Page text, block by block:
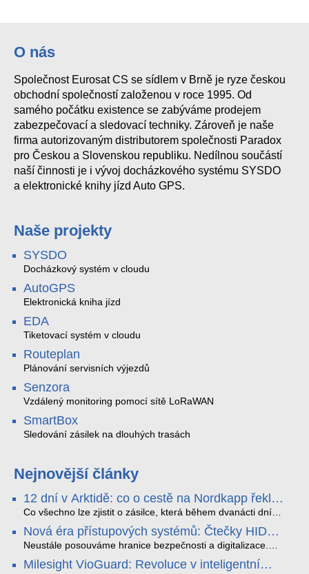
O nás
Společnost Eurosat CS se sídlem v Brně je ryze českou
obchodní společností založenou v roce 1995. Od
samého počátku existence se zabýváme prodejem
zabezpečovací a sledovací techniky. Zároveň je naše
firma autorizovaným distributorem společnosti Paradox
pro Českou a Slovenskou republiku. Nedílnou součástí
naší činnosti je i vývoj docházkového systému SYSDO
a elektronické knihy jízd Auto GPS.
Naše projekty
SYSDO
Docházkový systém v cloudu
AutoGPS
Elektronická kniha jízd
EDA
Tiketovací systém v cloudu
Routeplan
Plánování servisních výjezdů
Senzora
Vzdálený monitoring pomocí sítě LoRaWAN
SmartBox
Sledování zásilek na dlouhých trasách
Nejnovější články
12 dní v Arktidě: co o cestě na Nordkapp řekla
data ze SMARTBOX 2 MAX
Co všechno lze zjistit o zásilce, která během dvanácti dní
projede Arktidou? SMARTBOX 2 MAX jsme vzali na trasu z
Tromsø přes Lofoty, Kirunu a finské Laponsko až na
Nordkapp. Bez jediného dobití, v mrazu až −13 °C a mimo
otřesy i náklon. Výsledkem není jen čára na mapě, ale
Nová éra přístupových systémů: Čtečky HID
Signo
Neustále posouváme hranice bezpečnosti a digitalizace.
v oblasti kontroly přístupu – moderní a vysoce univerzální
Milesight VioGuard: Revoluce v inteligentní